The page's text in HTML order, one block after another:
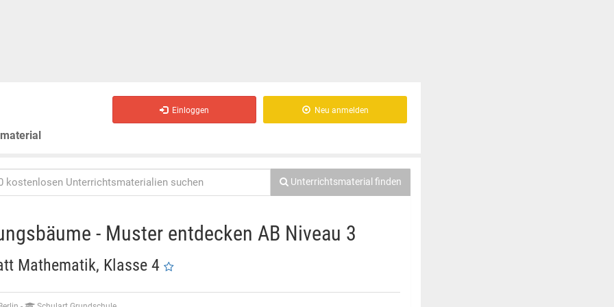
Einloggen Neu anmelden
Unterrichtsmaterial finden
- Muster entdecken AB Niveau 3
Mathematik, Klasse 4